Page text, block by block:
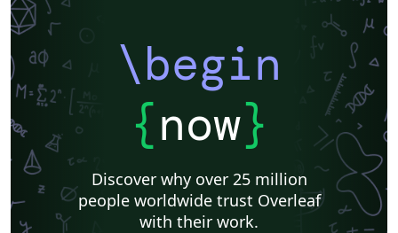
\begin
{now}
Discover why over 25 million
people worldwide trust Overleaf
with their work.